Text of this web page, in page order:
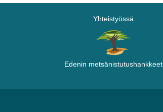
Yhteistyössä
Edenin metsänistutushankkeet